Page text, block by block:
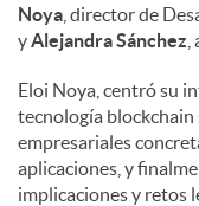
Noya , director de
yAlejandra Sánchez
Eloi Noya, centró su
tecnología
empresariales
aplicaciones, y
implicaciones y retos